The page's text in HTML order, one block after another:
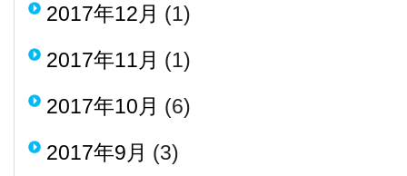
2017年12月 (1)
2017年11月 (1)
2017年10月 (6)
2017年9月 (3)